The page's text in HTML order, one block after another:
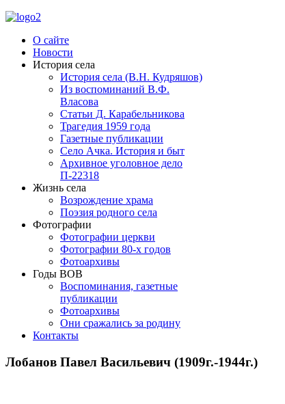
О сайте
Новости
История села
История села (В.Н. Кудряшов)
Из воспоминаний В.Ф.
Власова
Статьи Д. Карабельникова
Трагедия 1959 года
Газетные публикации
Село Ачка. История и быт
Архивное уголовное дело
П-22318
Жизнь села
Возрождение храма
Поэзия родного села
Фотографии
Фотографии церкви
Фотографии 80-х годов
Фотоархивы
Годы ВОВ
Воспоминания, газетные
публикации
Фотоархивы
Они сражались за родину
Контакты
Лобанов Павел Васильевич (1909г.-1944г.)